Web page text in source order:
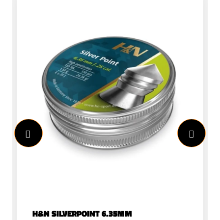
strakke, tactische uitstraling.Voor
optimaal gebruiksgemak is het
oppervlak voorzien van een ruitvormig
kartelpatroon, waardoor u altijd
voldoende grip heeft bij het vast- of
losdraaien. De meegeleverde
draadbeschermer is uitgevoerd in
dezelfde hoogwaardige afwerking.Deze
adapter is geschikt voor 5.5 mm (.22)
en 6.35 mm (.25) kalibers en is zodanig
H&N SILVERPOINT 6.35MM